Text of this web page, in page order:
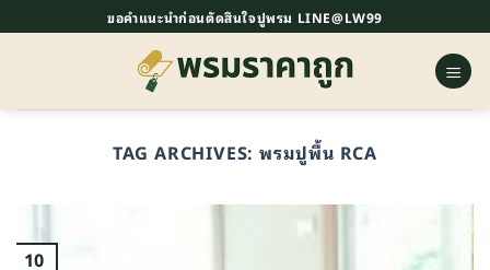
ไป
ขอคำแนะนำก่อนตัดสินใจปูพรม LINE@LW99
TAG ARCHIVES:พรมปูพื้น RCA
10